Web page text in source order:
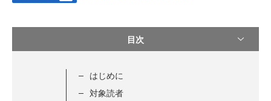
目次
はじめに
対象読者